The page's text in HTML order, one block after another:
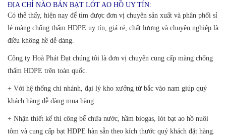
ĐỊA CHỈ NÀO BÁN BẠT LÓT AO HỒ UY TÍN:
Có thể thấy, hiện nay để tìm được đơn vị chuyên sản xuất và phân phối sỉ
lẻ màng chống thấm HDPE uy tín, giá rẻ, chất lượng và chuyên nghiệp là
điều không hề dễ dàng.
Công ty Hoà Phát Đạt chúng tôi là đơn vị chuyên cung cấp màng chống
thấm HDPE trên toàn quốc.
+ Với hệ thống chi nhánh, đại lý kho xưởng từ bắc vào nam giúp quý
khách hàng dễ dàng mua hàng.
+ Nhận thiết kế thi công bể chứa nước, hầm biogas, lót bạt ao hồ nuôi
tôm và cung cấp bạt HDPE hàn sẵn theo kích thước quý khách đặt hàng.